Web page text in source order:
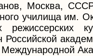
Москва,
училища им.
режиссерских
Российской
Международной